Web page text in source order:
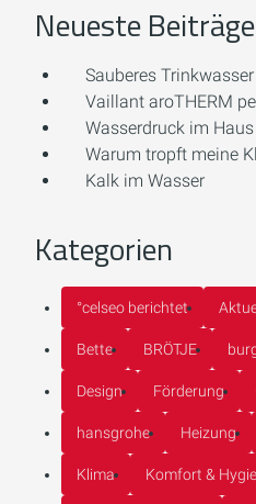
Neueste Beiträge
Sauberes
Vaillant aroTHERM
Wasserdruck im
Warum tropft meine
Kalk im Wasser
Kategorien
°celseo berichtet
Bette BRÖTJE
Design Förderung
hansgrohe Heizung
Klima Komfort &